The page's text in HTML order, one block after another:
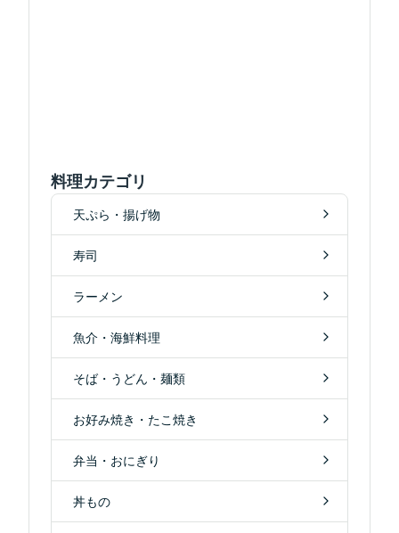
料理カテゴリ
天ぷら・揚げ物
寿司
ラーメン
魚介・海鮮料理
そば・うどん・麺類
お好み焼き・たこ焼き
弁当・おにぎり
丼もの